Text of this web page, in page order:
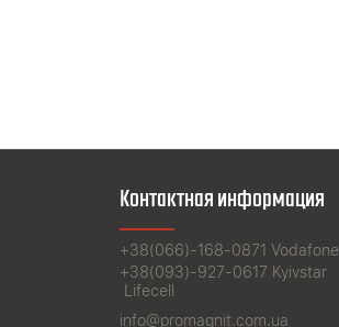
Контактная информация
+38(066)-168-0871 Vodafone
+38(093)-927-0617 Kyivstar
Lifecell
info@promagnit.com.ua